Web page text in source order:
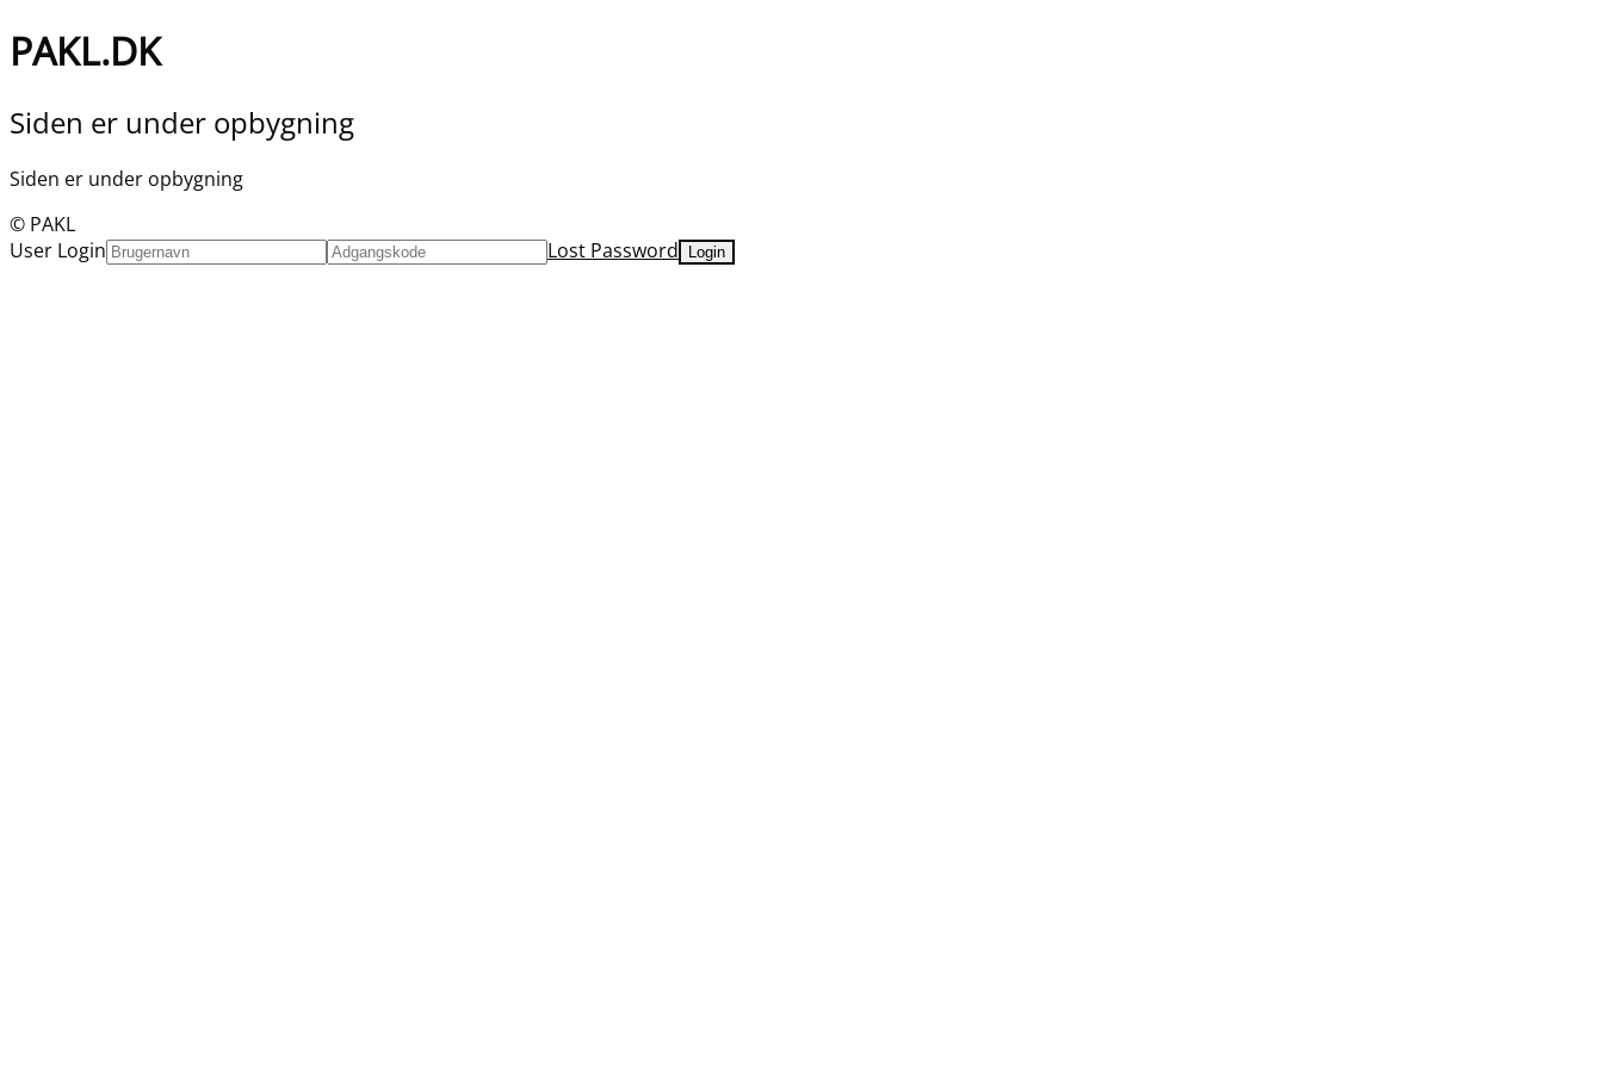
PAKL.DK
Siden er under opbygning
Siden er under opbygning
© PAKL
User Login
Lost Password